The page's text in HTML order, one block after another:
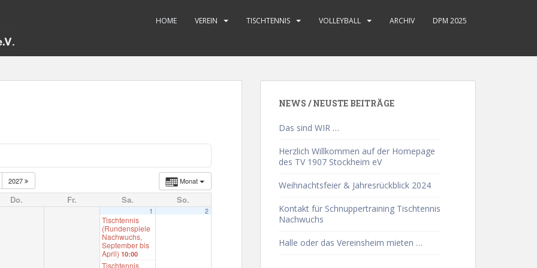
HOME VEREIN TISCHTENNIS VOLLEYBALL ARCHIV DPM 2025
Monat
2027
Do. Fr. Sa. So.
1
Tischtennis
(Rundenspiele
Nachwuchs,
September bis
April) 10:00
Tischtennis
2
NEWS / NEUSTE BEITRÄGE
Das sind WIR …
Herzlich Willkommen auf der Homepage
des TV 1907 Stockheim eV
Weihnachtsfeier & Jahresrückblick 2024
Kontakt für Schnuppertraining Tischtennis
Nachwuchs
Halle oder das Vereinsheim mieten …